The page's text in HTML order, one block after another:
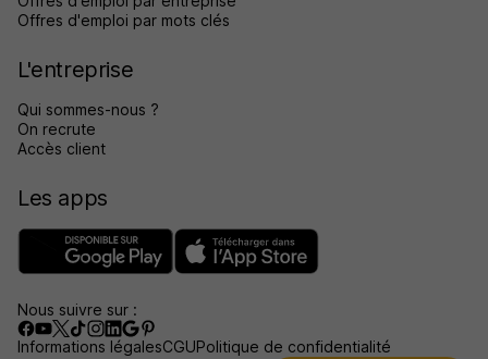
Offres d'emploi par mots clés
L'entreprise
Qui sommes-nous ?
On recrute
Accès client
Les apps
Nous suivre sur :
Informations légalesCGUPolitique de confidentialité